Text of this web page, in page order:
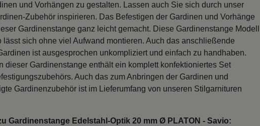
und Vorhängen zu gestalten. Lassen auch Sie sich durch unser
Zubehör inspirieren. Das Befestigen der Gardinen und Vorhänge
Gardinenstange ganz leicht gemacht. Diese Gardinenstange Modell
lässt sich ohne viel Aufwand montieren. Auch das anschließende
ist ausgesprochen unkompliziert und einfach zu handhaben.
dieser Gardinenstange enthält ein komplett konfektioniertes Set
Auch das zum Anbringen der Gardinen und
Gardinenzubehör ist im Lieferumfang von unseren Stilgarnituren
Gardinenstange Edelstahl-Optik 20 mm Ø PLATON - Savio: